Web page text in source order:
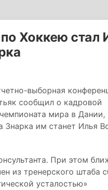
Хоккею стал
выборная
сообщил о кадровой
мира в Дании,
Знарка им станет Илья
При этом
из тренерского штаба
усталостью»